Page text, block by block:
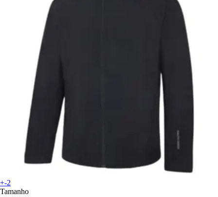
+-2
Tamanho